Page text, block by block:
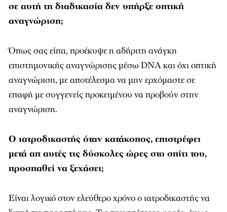
σε αυτή τη διαδικασία δεν υπήρξε οπτική
αναγνώριση;
Όπως σας είπα, προέκυψε η αδήριτη ανάγκη
επιστημονικής αναγνώρισης μέσω DNΑ και όχι οπτική
αναγνώριση, με αποτέλεσμα να μην ερχόμαστε σε
επαφή με συγγενείς προκειμένου να προβούν στην
αναγνώριση.
Ο ιατροδικαστής όταν κατάκοπος, επιστρέφει
μετά απ αυτές τις δύσκολες ώρες στο σπίτι του,
προσπαθεί να ξεχάσει;
Είναι λογικό στον ελεύθερο χρόνο ο ιατροδικαστής να